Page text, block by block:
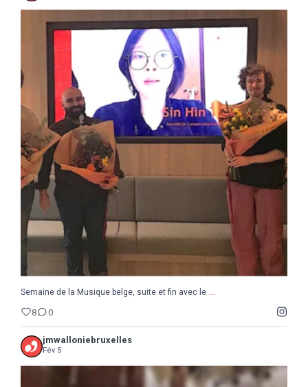
Semaine de la Musique belge, suite et fin avec le ...
Semaine de la Musique belge, suite et fin avec le ...
8 0
jmwalloniebruxelles
Fév 5